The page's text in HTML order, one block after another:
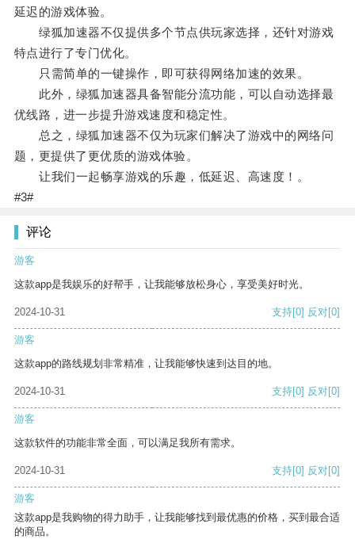
延迟的游戏体验。
绿狐加速器不仅提供多个节点供玩家选择，还针对游戏
特点进行了专门优化。
只需简单的一键操作，即可获得网络加速的效果。
此外，绿狐加速器具备智能分流功能，可以自动选择最
优线路，进一步提升游戏速度和稳定性。
总之，绿狐加速器不仅为玩家们解决了游戏中的网络问
题，更提供了更优质的游戏体验。
让我们一起畅享游戏的乐趣，低延迟、高速度！。
#3#
评论
游客
这款app是我娱乐的好帮手，让我能够放松身心，享受美好时光。
2024-10-31 支持[0] 反对[0]
游客
这款app的路线规划非常精准，让我能够快速到达目的地。
2024-10-31 支持[0] 反对[0]
游客
这款软件的功能非常全面，可以满足我所有需求。
2024-10-31 支持[0] 反对[0]
游客
这款app是我购物的得力助手，让我能够找到最优惠的价格，买到最合适
的商品。